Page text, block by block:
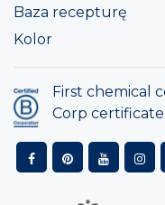
Baza recepturę
Kolor
First chemical
Corp certificate